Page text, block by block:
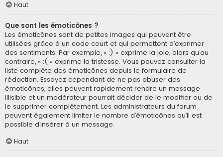
Haut
Que sont les émoticônes ?
Les émoticônes sont de petites images qui peuvent être
utilisées grâce à un code court et qui permettent d’exprimer
des sentiments. Par exemple, « :) » exprime la joie, alors qu’au
contraire, « :( » exprime la tristesse. Vous pouvez consulter la
liste complète des émoticônes depuis le formulaire de
rédaction. Essayez cependant de ne pas abuser des
émoticônes, elles peuvent rapidement rendre un message
illisible et un modérateur pourrait décider de le modifier ou de
le supprimer complètement. Les administrateurs du forum
peuvent également limiter le nombre d’émoticônes qu’il est
possible d’insérer à un message.
Haut